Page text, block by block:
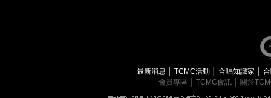
最新消息 TCMC活動 合唱知識家
會員專區
TCMC會訊 關於